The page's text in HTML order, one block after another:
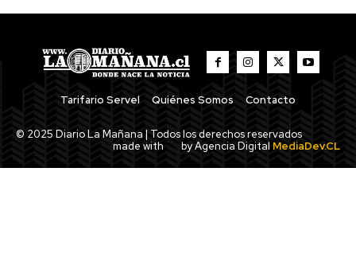
Tarifario Servel Quiénes Somos Contacto
© 2025 Diario La Mañana | Todos los derechos reservados
made with
by Agencia Digital MediaDev.CL